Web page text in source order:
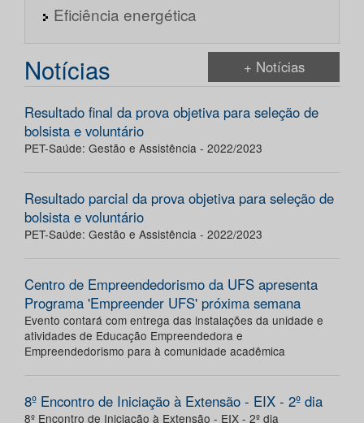
Eficiência energética
Notícias + Notícias
Resultado final da prova objetiva para seleção de
bolsista e voluntário
PET-Saúde: Gestão e Assistência - 2022/2023
Resultado parcial da prova objetiva para seleção de
bolsista e voluntário
PET-Saúde: Gestão e Assistência - 2022/2023
Centro de Empreendedorismo da UFS apresenta
Programa 'Empreender UFS' próxima semana
Evento contará com entrega das instalações da unidade e
atividades de Educação Empreendedora e
Empreendedorismo para à comunidade acadêmica
8º Encontro de Iniciação à Extensão - EIX - 2º dia
8º Encontro de Iniciação à Extensão - EIX - 2º dia